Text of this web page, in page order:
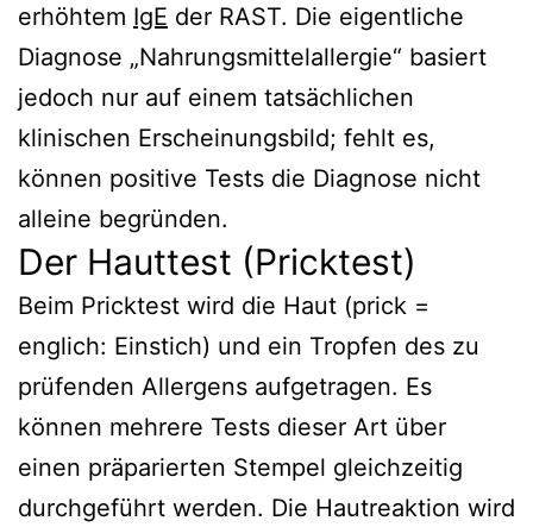
erhöhtem IgE der RAST. Die eigentliche
Diagnose „Nahrungsmittelallergie“ basiert
jedoch nur auf einem tatsächlichen
klinischen Erscheinungsbild; fehlt es,
können positive Tests die Diagnose nicht
alleine begründen.
Der Hauttest (Pricktest)
Beim Pricktest wird die Haut (prick =
englich: Einstich) und ein Tropfen des zu
prüfenden Allergens aufgetragen. Es
können mehrere Tests dieser Art über
einen präparierten Stempel gleichzeitig
durchgeführt werden. Die Hautreaktion wird